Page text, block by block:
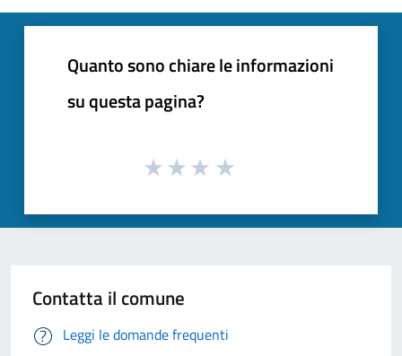
Quanto sono chiare le informazioni
su questa pagina?
Contatta il comune
Leggi le domande frequenti